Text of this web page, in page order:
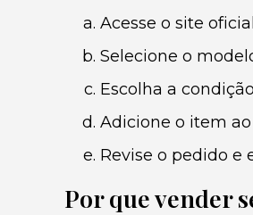
Acesse o site
Selecione o
Escolha a
Adicione o item
Revise o pedido e
Por que vender